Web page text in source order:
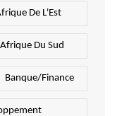
De L'Est
Afrique Du Sud
Banque/Finance